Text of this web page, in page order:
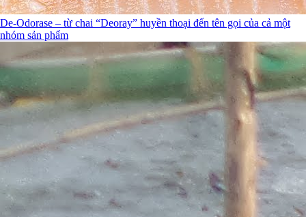
De-Odorase – từ chai “Deoray” huyền thoại đến tên gọi của cả một
nhóm sản phẩm